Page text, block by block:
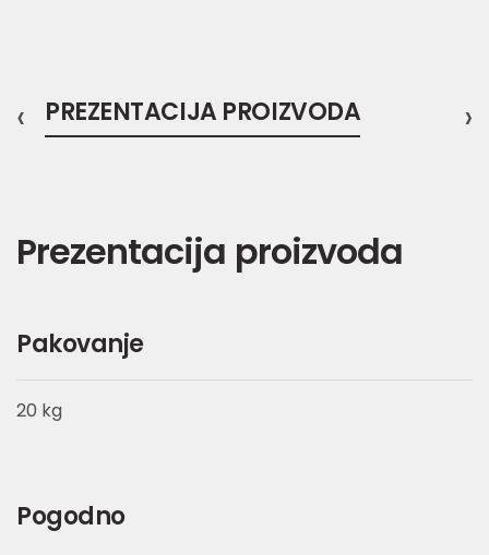
PREZENTACIJA PROIZVODA
‹ ›
Prezentacija proizvoda
Pakovanje
20 kg
Pogodno